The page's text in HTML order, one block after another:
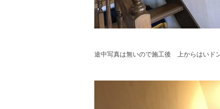
途中写真は無いので施工後 上からはいド